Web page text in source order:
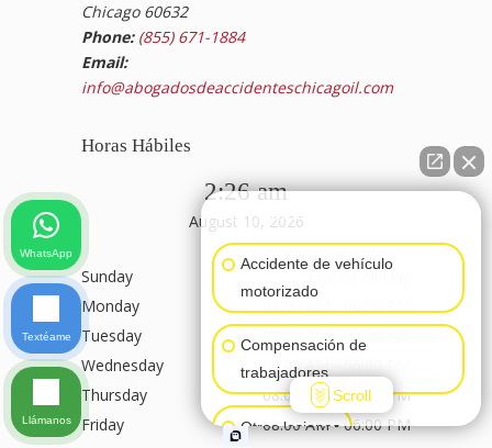
Chicago 60632
Phone: (855) 671-1884
Email:
info@abogadosdeaccidenteschicagoil.com
Horas Hábiles
2:26 am
August 10, 2026
Sunday
Closed All Day
Monday
08:00 AM - 06:00 PM
Tuesday
08:00 AM - 06:00 PM
Wednesday
08:00 AM - 06:00 PM
Thursday
08:00 AM - 06:00 PM
Friday
08:00 AM - 06:00 PM
👋🏼¿Cómo puedo ayudarte?
Accidente de vehículo
motorizado
Compensación de
trabajadores
Otras lesiones
Scroll
WhatsApp
Textéame
Llámanos